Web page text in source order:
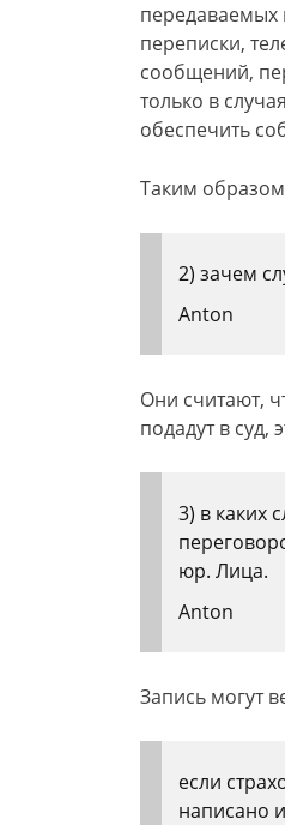
передаваемых
переписки,
сообщений,
только в
обеспечить
Таким
2) зачем
Anton
Они считают,
подадут в суд,
3) в каких
юр. Лица.
Anton
Запись могут
если
написано